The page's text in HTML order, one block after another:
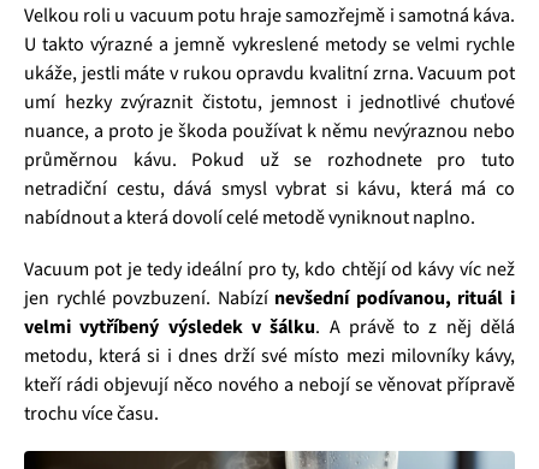
Velkou roli u vacuum potu hraje samozřejmě i samotná káva.
U takto výrazné a jemně vykreslené metody se velmi rychle
ukáže, jestli máte v rukou opravdu kvalitní zrna. Vacuum pot
umí hezky zvýraznit čistotu, jemnost i jednotlivé chuťové
nuance, a proto je škoda používat k němu nevýraznou nebo
průměrnou kávu. Pokud už se rozhodnete pro tuto
netradiční cestu, dává smysl vybrat si kávu, která má co
nabídnout a která dovolí celé metodě vyniknout naplno.
Vacuum pot je tedy ideální pro ty, kdo chtějí od kávy víc než
jen rychlé povzbuzení. Nabízí nevšední podívanou, rituál i
velmi vytříbený výsledek v šálku. A právě to z něj dělá
metodu, která si i dnes drží své místo mezi milovníky kávy,
kteří rádi objevují něco nového a nebojí se věnovat přípravě
trochu více času.